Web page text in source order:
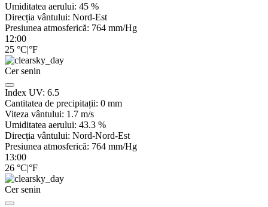
Umiditatea aerului: 45 %
Direcția vântului: Nord-Est
Presiunea atmosferică: 764 mm/Hg
12:00
25 °C|°F
Cer senin
Index UV: 6.5
Cantitatea de precipitații: 0 mm
Viteza vântului: 1.7 m/s
Umiditatea aerului: 43.3 %
Direcția vântului: Nord-Nord-Est
Presiunea atmosferică: 764 mm/Hg
13:00
26 °C|°F
Cer senin